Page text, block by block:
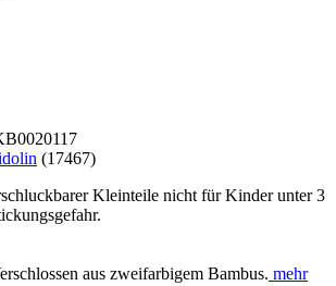
(17467)
Kleinteile nicht für Kinder unter 3
aus zweifarbigem Bambus. mehr